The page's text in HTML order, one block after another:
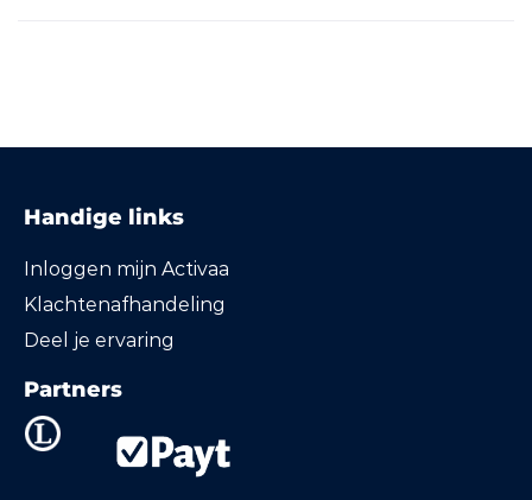
Handige links
Inloggen mijn Activaa
Klachtenafhandeling
Deel je ervaring
Partners